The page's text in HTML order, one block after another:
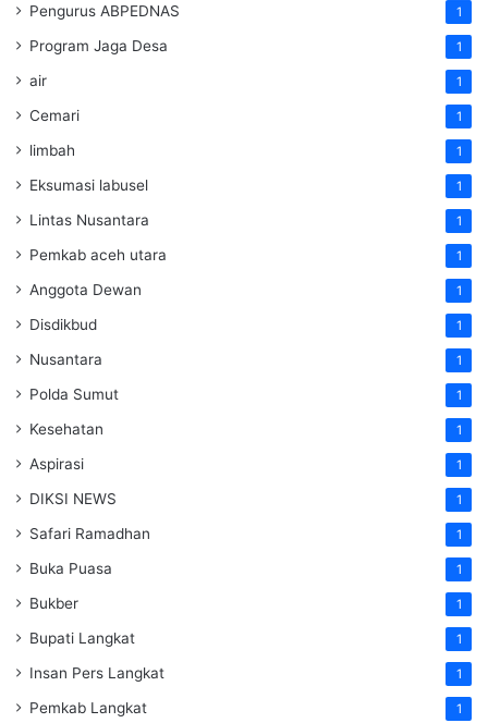
Pengurus ABPEDNAS 1
Program Jaga Desa 1
air 1
Cemari 1
limbah 1
Eksumasi labusel 1
Lintas Nusantara 1
Pemkab aceh utara 1
Anggota Dewan 1
Disdikbud 1
Nusantara 1
Polda Sumut 1
Kesehatan 1
Aspirasi 1
DIKSI NEWS 1
Safari Ramadhan 1
Buka Puasa 1
Bukber 1
Bupati Langkat 1
Insan Pers Langkat 1
Pemkab Langkat 1